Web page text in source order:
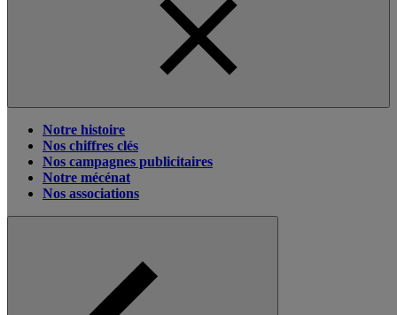
Notre histoire
Nos chiffres clés
Nos campagnes publicitaires
Notre mécénat
Nos associations